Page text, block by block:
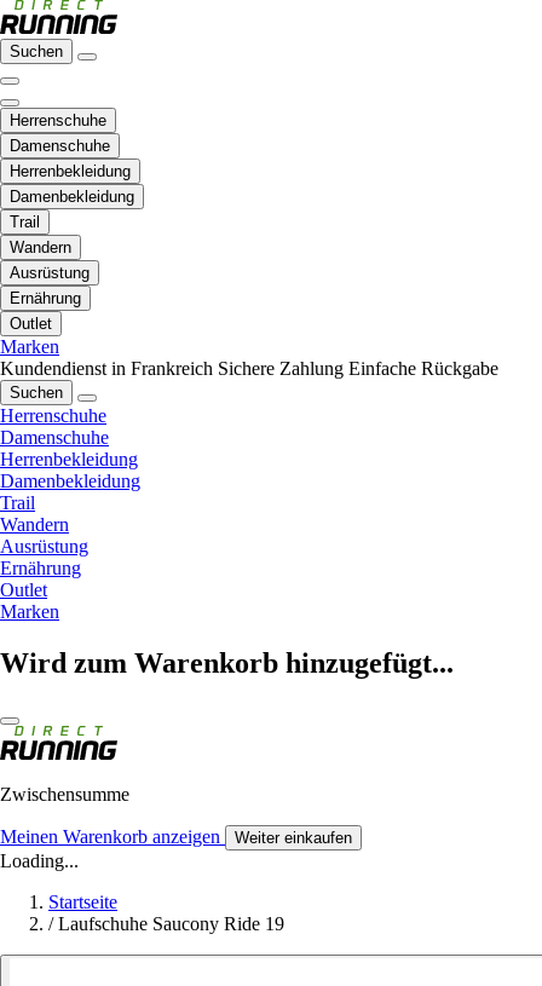
Suchen
Herrenschuhe
Damenschuhe
Herrenbekleidung
Damenbekleidung
Trail
Wandern
Ausrüstung
Ernährung
Outlet
Marken
Kundendienst in Frankreich Sichere Zahlung Einfache Rückgabe
Suchen
Herrenschuhe
Damenschuhe
Herrenbekleidung
Damenbekleidung
Trail
Wandern
Ausrüstung
Ernährung
Outlet
Marken
Wird zum Warenkorb hinzugefügt...
Zwischensumme
Meinen Warenkorb anzeigen Weiter einkaufen
Loading...
Startseite
/ Laufschuhe Saucony Ride 19